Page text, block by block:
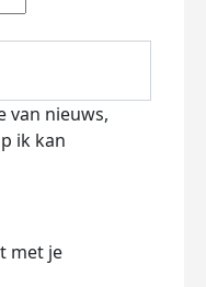
van nieuws,
ik kan
met je